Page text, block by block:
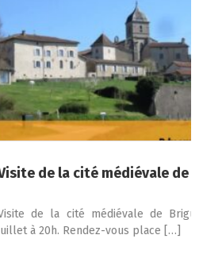
de Brigueuil
de Brigueuil le jeudi 23
place […]